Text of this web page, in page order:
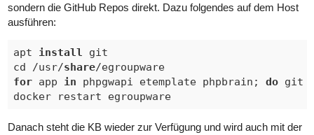
sondern die GitHub Repos direkt. Dazu folgendes auf dem Host
ausführen:
apt install git
cd /usr/share
/egroupware
for app in phpgwapi etemplate phpbrain; do git
docker restart egroupware
Danach steht die KB wieder zur Verfügung und wird auch mit der